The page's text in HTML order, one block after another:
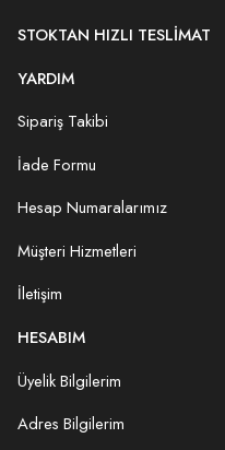
STOKTAN HIZLI TESLIMAT
YARDIM
Sipariş Takibi
İade Formu
Hesap Numaralarımız
Müşteri Hizmetleri
İletişim
HESABIM
Üyelik Bilgilerim
Adres Bilgilerim